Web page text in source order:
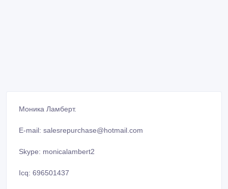
Моника Ламберт.
E-mail: salesrepurchase@hotmail.com
Skype: monicalambert2
Icq: 696501437